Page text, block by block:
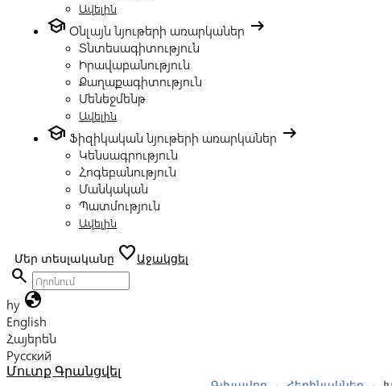
Ավելին
school Օնլայն նյութերի առարկաներ arrow_right_alt
Տնտեսագիտություն
Իրավաբանություն
Քաղաքագիտություն
Մենեջմենթ
Ավելին
school Ֆիզիկական նյութերի առարկաներ arrow_right_alt
Կենսագրություն
Հոգեբանություն
Մանկական
Պատմություն
Ավելին
Մեր տեսլականը favoriteԱջակցել
search
hy globe
English
Հայերեն
Русский
Մուտք Գրանցվել